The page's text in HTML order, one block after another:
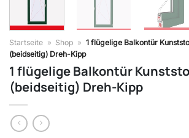
Startseite » Shop » 1 flügelige Balkontür
(beidseitig) Dreh-Kipp
1 flügelige Balkontür
(beidseitig) Dreh-Kipp